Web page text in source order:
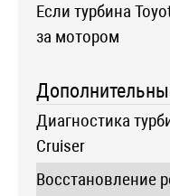
Если турбина
за мотором
Диагностика
Cruiser
Восстановление